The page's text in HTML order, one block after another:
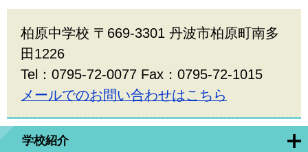
学校紹介
柏原中学校 〒669-3301 丹波市柏原町南多
田1226
Tel：0795-72-0077 Fax：0795-72-1015
メールでのお問い合わせはこちら